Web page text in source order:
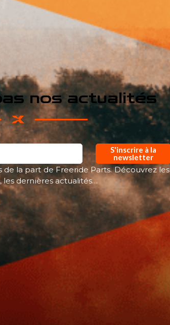
nos actualités
S'inscrire à la
newsletter
de la part de Freeride Parts. Découvrez les
dernières actualités…